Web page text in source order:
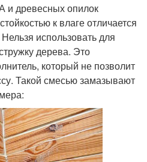
и древесных опилок
к влаге отличается
использовать для
дерева. Это
который не позволит
Такой смесью замазывают